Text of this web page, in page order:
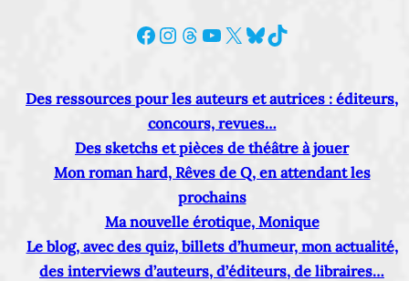
Facebook
Instagram
Threads
YouTube
X Bluesky
TikTok
Des ressources pour les auteurs et autrices : éditeurs,
concours, revues…
Des sketchs et pièces de théâtre à jouer
Mon roman hard, Rêves de Q, en attendant les
prochains
Ma nouvelle érotique, Monique
Le blog, avec des quiz, billets d’humeur, mon actualité,
des interviews d’auteurs, d’éditeurs, de libraires…